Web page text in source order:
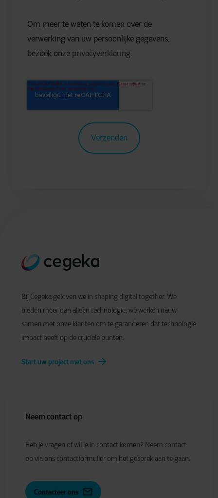
Om meer te weten te komen over de
verwerking van uw persoonlijke gegevens,
bezoek onze privacyverklaring.
Bij Cegeka geloven we in shaping digital together. We
bieden meer dan alleen technologie; we werken nauw
samen met onze klanten om te garanderen dat technologie
impact heeft op de cruciale punten.
Start uw project met ons
Neem contact op
Heb je vragen of wil je in contact komen? Neem contact
op via ons contactformulier om het gesprek aan te gaan.
Contacteer ons